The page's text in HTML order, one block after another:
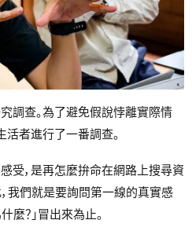
調查。為了避免假說悖離實際情
活者進行了一番調查。
受，是再怎麼拚命在網路上搜尋資
我們就是要詢問第一線的真實感
麼？」冒出來為止。